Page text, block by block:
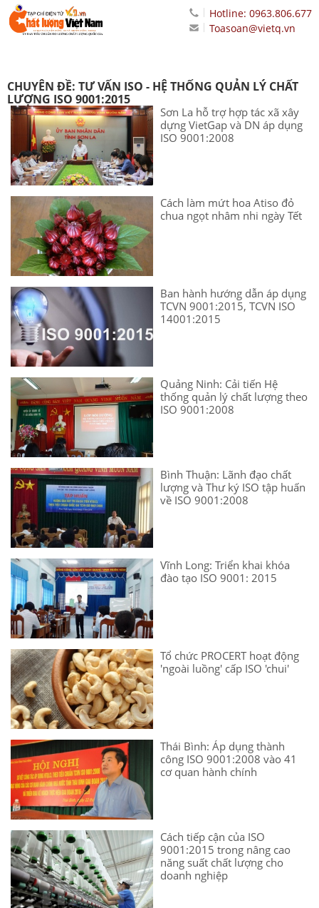
Hotline: 0963.806.677
Toasoan@vietq.vn
CHUYÊN ĐỀ: TƯ VẤN ISO - HỆ THỐNG QUẢN LÝ CHẤT
LƯỢNG ISO 9001:2015
Sơn La hỗ trợ hợp tác xã xây
dựng VietGap và DN áp dụng
ISO 9001:2008
Cách làm mứt hoa Atiso đỏ
chua ngọt nhâm nhi ngày Tết
Ban hành hướng dẫn áp dụng
TCVN 9001:2015, TCVN ISO
14001:2015
Quảng Ninh: Cải tiến Hệ
thống quản lý chất lượng theo
ISO 9001:2008
Bình Thuận: Lãnh đạo chất
lượng và Thư ký ISO tập huấn
về ISO 9001:2008
Vĩnh Long: Triển khai khóa
đào tạo ISO 9001: 2015
Tổ chức PROCERT hoạt động
'ngoài luồng' cấp ISO 'chui'
Thái Bình: Áp dụng thành
công ISO 9001:2008 vào 41
cơ quan hành chính
Cách tiếp cận của ISO
9001:2015 trong nâng cao
năng suất chất lượng cho
doanh nghiệp